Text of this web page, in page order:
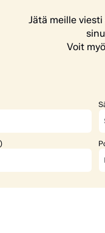
Jätä meille
Voit